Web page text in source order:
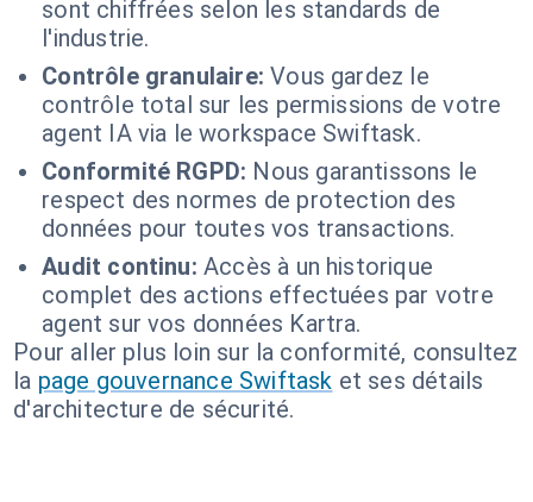
sont chiffrées selon les standards de
l'industrie.
Contrôle granulaire: Vous gardez le
contrôle total sur les permissions de votre
agent IA via le workspace Swiftask.
Conformité RGPD: Nous garantissons le
respect des normes de protection des
données pour toutes vos transactions.
Audit continu: Accès à un historique
complet des actions effectuées par votre
agent sur vos données Kartra.
Pour aller plus loin sur la conformité, consultez
la page gouvernance Swiftask et ses détails
d'architecture de sécurité.